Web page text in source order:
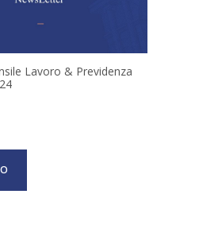
Lavoro & Previdenza